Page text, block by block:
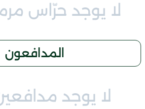
لا يوجد حرّاس
المدافعون
لا يوجد